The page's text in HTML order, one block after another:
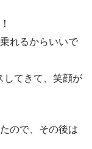
れるからいいで
してきて、笑顔が
ので、その後は